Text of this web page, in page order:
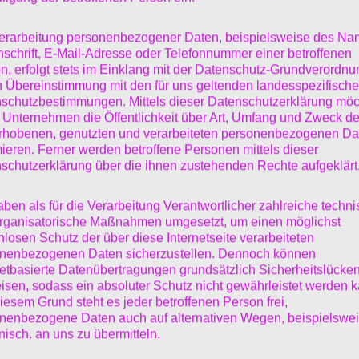
ich sicher ein kleines zuhause hatte
in der Traum Stadt am 14. März verbrachte
Hafens Windhuk-Kai und erkundete von dort aus
Das Wichtigste war als erstes die Job suche
einen ganz ehrliche und richtige Antwort gibt
aber mir tut es gut hier zu sein und deshalb
bis ja, bis mir was neues, aufregenderes begegnet.
personenbezogener Daten, beispielsweise des
E-Mail-Adresse oder Telefonnummer einer betroffenen
erfolgt stets im Einklang mit der Datenschutz-
Übereinstimmung mit den für uns geltenden
Mittels dieser Datenschutzerklärung
Unternehmen die Öffentlichkeit über Art, Umfang und Zweck
genutzten und verarbeiteten personenbezogenen
Ferner werden betroffene Personen mittels dieser
über die ihnen zustehenden Rechte aufgeklärt.
als für die Verarbeitung Verantwortlicher zahlreiche
Maßnahmen umgesetzt, um einen möglichst
Schutz der über diese Internetseite verarbeiteten
Daten sicherzustellen. Dennoch können
Datenübertragungen grundsätzlich Sicherheitslücken
sodass ein absoluter Schutz nicht gewährleistet werden
Grund steht es jeder betroffenen Person frei,
Daten auch auf alternativen Wegen,
an uns zu übermitteln.